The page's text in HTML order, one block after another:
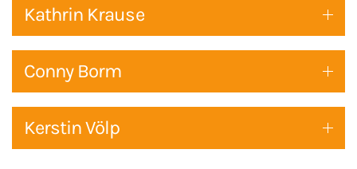
Kathrin Krause
Conny Borm
Kerstin Völp